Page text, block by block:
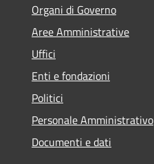
Organi di Governo
Aree Amministrative
Uffici
Enti e fondazioni
Politici
Personale Amministrativo
Documenti e dati